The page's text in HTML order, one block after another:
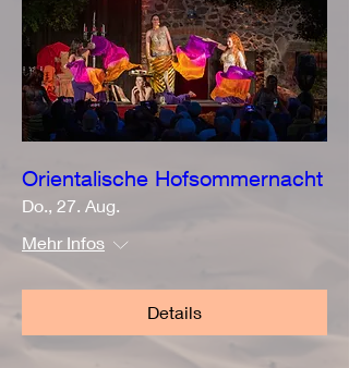
Orientalische Hofsommernacht
Do., 27. Aug.
Mehr Infos
Details